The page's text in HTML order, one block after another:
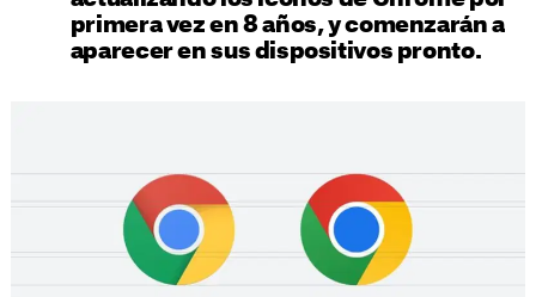
primera vez en 8 años, y comenzarán a
aparecer en sus dispositivos pronto.